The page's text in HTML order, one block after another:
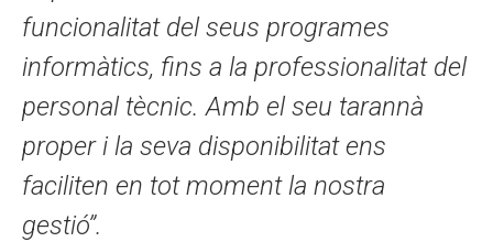
funcionalitat del seus programes
informàtics, fins a la professionalitat del
personal tècnic. Amb el seu tarannà
proper i la seva disponibilitat ens
faciliten en tot moment la nostra
gestió”.